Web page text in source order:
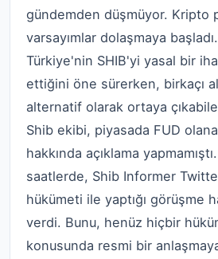
gündemden düşmüyor. Kripto
varsayımlar dolaşmaya başladı.
Türkiye'nin SHIB'yi yasal bir
ettiğini öne sürerken, birkaçı
alternatif olarak ortaya
Shib ekibi, piyasada FUD
hakkında açıklama
saatlerde, Shib Informer
hükümeti ile yaptığı görüşme
verdi. Bunu, henüz hiçbir
konusunda resmi bir anlaşmaya